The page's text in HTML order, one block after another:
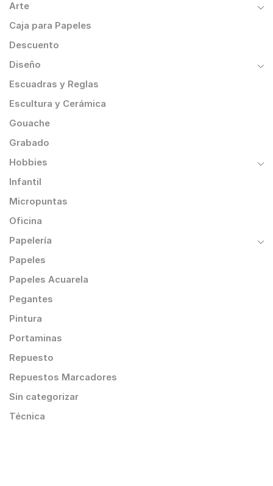
Arte
Caja para Papeles
Descuento
Diseño
Escuadras y Reglas
Escultura y Cerámica
Gouache
Grabado
Hobbies
Infantil
Micropuntas
Oficina
Papelería
Papeles
Papeles Acuarela
Pegantes
Pintura
Portaminas
Repuesto
Repuestos Marcadores
Sin categorizar
Técnica